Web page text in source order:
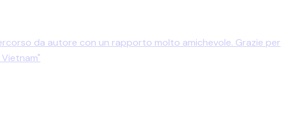
da autore con un rapporto molto amichevole. Grazie per